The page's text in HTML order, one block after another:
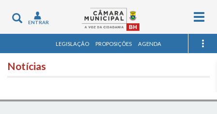
Toggle
navigation
ENTRAR
LEGISLAÇÃO PROPOSIÇÕES AGENDA
Notícias